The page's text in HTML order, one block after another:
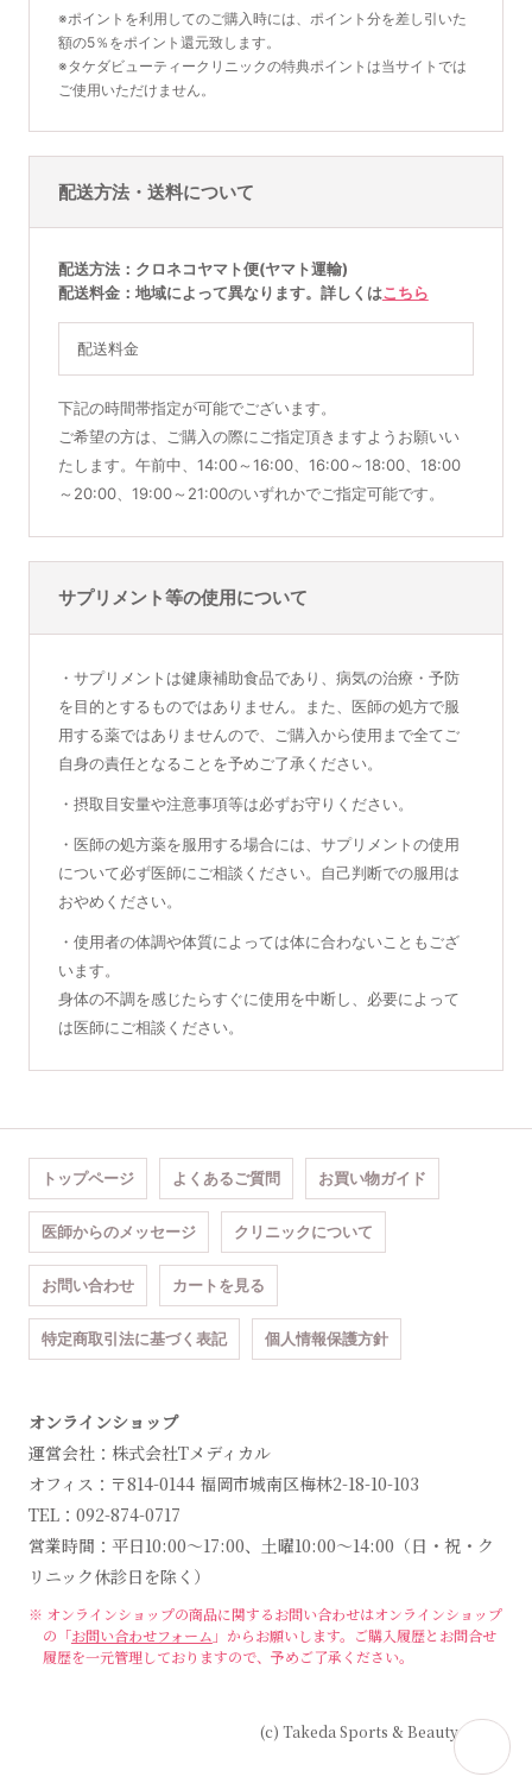
※ポイントを利用してのご購入時には、ポイント分を差し引いた
額の5％をポイント還元致します。
※タケダビューティークリニックの特典ポイントは当サイトでは
ご使用いただけません。
配送方法・送料について
配送方法
クロネコヤマト便(ヤマト運輸)
配送料金
地域によって異なります。詳しくはこちら
配送料金
下記の時間帯指定が可能でございます。
ご希望の方は、ご購入の際にご指定頂きますようお願いい
たします。午前中、14:00～16:00、16:00～18:00、18:00
～20:00、19:00～21:00のいずれかでご指定可能です。
サプリメント等の使用について
・サプリメントは健康補助食品であり、病気の治療・予防
を目的とするものではありません。また、医師の処方で服
用する薬ではありませんので、ご購入から使用まで全てご
自身の責任となることを予めご了承ください。
・摂取目安量や注意事項等は必ずお守りください。
・医師の処方薬を服用する場合には、サプリメントの使用
について必ず医師にご相談ください。自己判断での服用は
おやめください。
・使用者の体調や体質によっては体に合わないこともござ
います。
身体の不調を感じたらすぐに使用を中断し、必要によって
は医師にご相談ください。
トップページ よくあるご質問 お買い物ガイド
医師からのメッセージ クリニックについて
お問い合わせ カートを見る
特定商取引法に基づく表記 個人情報保護方針
オンラインショップ
運営会社：株式会社Tメディカル
オフィス：〒814-0144 福岡市城南区梅林2-18-10-103
TEL：092-874-0717
営業時間：平日10:00～17:00、土曜10:00～14:00（日・祝・ク
リニック休診日を除く）
※ オンラインショップの商品に関するお問い合わせはオンラインショップ
の「お問い合わせフォーム 」からお願いします。 ご購入履歴とお問合せ
履歴を一元管理しておりますので、予めご了承ください。
(c) Takeda Sports & Beauty Clinic